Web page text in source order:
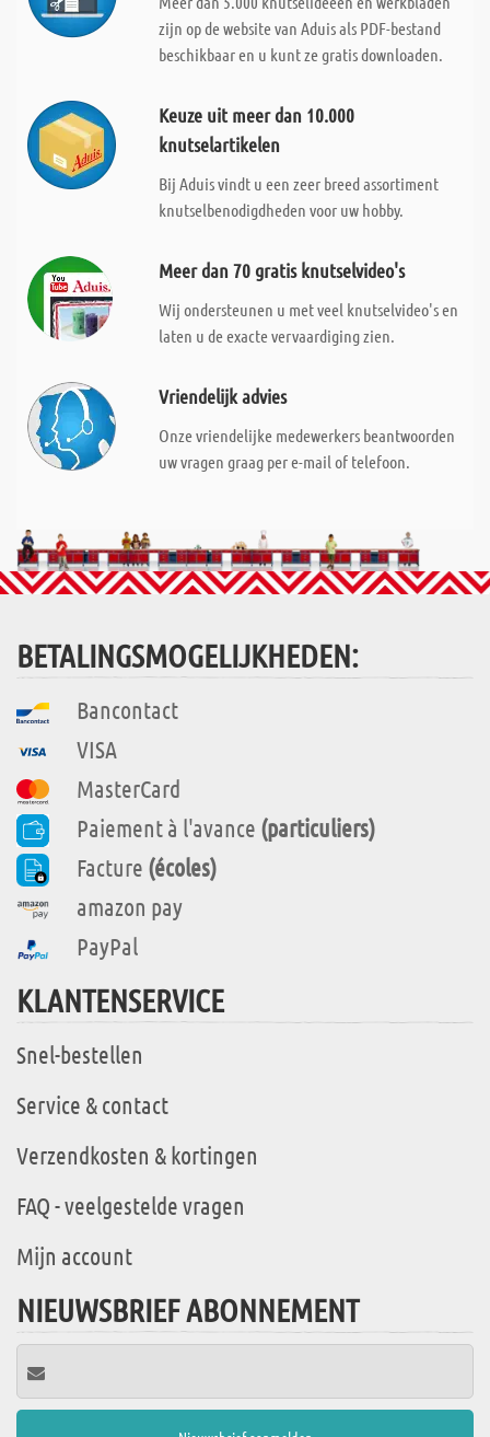
zijn op de website van Aduis als PDF-bestand
beschikbaar en u kunt ze gratis downloaden.
Keuze uit meer dan 10.000
knutselartikelen
Bij Aduis vindt u een zeer breed assortiment
knutselbenodigdheden voor uw hobby.
Meer dan 70 gratis knutselvideo's
Wij ondersteunen u met veel knutselvideo's en
laten u de exacte vervaardiging zien.
Vriendelijk advies
Onze vriendelijke medewerkers beantwoorden
uw vragen graag per e-mail of telefoon.
BETALINGSMOGELIJKHEDEN:
Bancontact
VISA
MasterCard
Paiement à l'avance (particuliers)
Facture (écoles)
amazon pay
PayPal
KLANTENSERVICE
Snel-bestellen
Service & contact
Verzendkosten & kortingen
FAQ - veelgestelde vragen
Mijn account
NIEUWSBRIEF ABONNEMENT